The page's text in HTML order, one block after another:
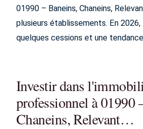
01990 – Baneins, Chaneins,
plusieurs établissements. En 2026,
quelques cessions et une
Investir dans
professionnel à 01990
Chaneins, Relevant…